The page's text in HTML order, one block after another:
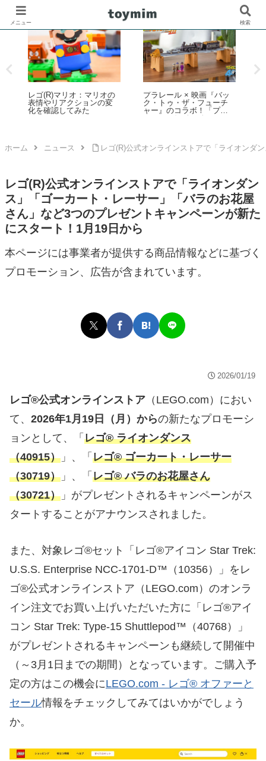
「たまごっち」新シリー
ズ「Tamagotchi
Paradise（たまごっちパラ
レゴ(R)ブロックでサッカ
ー界のスター選手4名との
コラボセットが新登場！
その他FIFAワールドカッ
ホーム ニュース レゴ(R)公式オンラインストアで「ライオンダ
レゴ(R)公式オンラインストアで「ライオンダン
ス」「ゴーカート・レーサー」「バラのお花屋
さん」など3つのプレゼントキャンペーンが新た
にスタート！1月19日から
本ページには事業者が提供する商品情報などに基づく
プロモーション、広告が含まれています。
2026/01/19
レゴ®公式オンラインストア （LEGO.com）におい
て、 2026年1月19日（月）からの新たなプロモーシ
ョンとして、「 レゴ® ライオンダンス
（40915） 」、「 レゴ® ゴーカート・レーサー
（30719） 」、「 レゴ® バラのお花屋さん
（30721） 」がプレゼントされるキャンペーンがス
タートすることがアナウンスされました。
また、対象レゴ®セット「レゴ®アイコン Star Trek:
U.S.S. Enterprise NCC-1701-D™（10356）」をレ
ゴ®公式オンラインストア（LEGO.com）のオンラ
イン注文でお買い上げいただいた方に「レゴ®アイ
コン Star Trek: Type-15 Shuttlepod™（40768）」
がプレゼントされるキャンペーンも継続して開催中
（～3月1日までの期間）となっています。ご購入予
定の方はこの機会にLEGO.com - レゴ® オファーと
セール情報をチェックしてみてはいかがでしょう
か。
メニュー 検索